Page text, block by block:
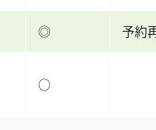
◎ 予約
○